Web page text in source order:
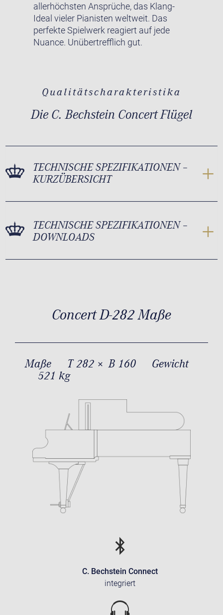
allerhöchsten Ansprüche, das Klang-
Ideal vieler Pianisten weltweit. Das
perfekte Spielwerk reagiert auf jede
Nuance. Unübertrefflich gut.
Qualitätscharakteristika
Die C. Bechstein Concert Flügel
TECHNISCHE SPEZIFIKATIONEN –
KURZÜBERSICHT
TECHNISCHE SPEZIFIKATIONEN –
DOWNLOADS
Concert D-282 Maße
Maße T 282 × B 160
Gewicht
521 kg
C. Bechstein Connect
integriert